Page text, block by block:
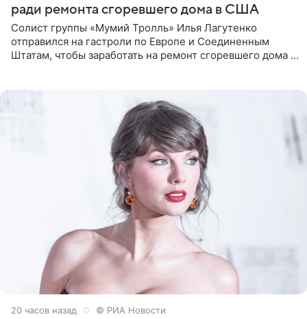
ради ремонта сгоревшего дома в США
Солист группы «Мумий Тролль» Илья Лагутенко
отправился на гастроли по Европе и Соединенным
Штатам, чтобы заработать на ремонт сгоревшего дома в
20 часов назад © РИА Новости